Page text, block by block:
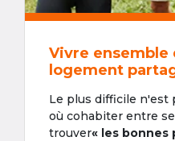
Vivre ensemble
logement
Le plus difficile n'est
où cohabiter entre
trouver« les bonnes